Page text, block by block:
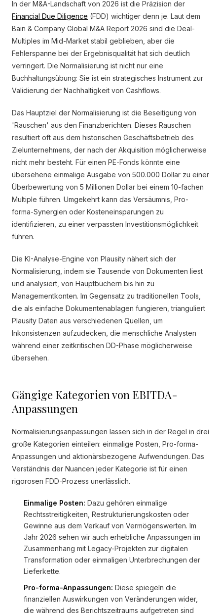
In der M&A-Landschaft von 2026 ist die Präzision der
Financial Due Diligence (FDD) wichtiger denn je. Laut dem
Bain & Company Global M&A Report 2026 sind die Deal-
Multiples im Mid-Market stabil geblieben, aber die
Fehlerspanne bei der Ergebnisqualität hat sich deutlich
verringert. Die Normalisierung ist nicht nur eine
Buchhaltungsübung: Sie ist ein strategisches Instrument zur
Validierung der Nachhaltigkeit von Cashflows.
Das Hauptziel der Normalisierung ist die Beseitigung von
'Rauschen' aus den Finanzberichten. Dieses Rauschen
resultiert oft aus dem historischen Geschäftsbetrieb des
Zielunternehmens, der nach der Akquisition möglicherweise
nicht mehr besteht. Für einen PE-Fonds könnte eine
übersehene einmalige Ausgabe von 500.000 Dollar zu einer
Überbewertung von 5 Millionen Dollar bei einem 10-fachen
Multiple führen. Umgekehrt kann das Versäumnis, Pro-
forma-Synergien oder Kosteneinsparungen zu
identifizieren, zu einer verpassten Investitionsmöglichkeit
führen.
Die KI-Analyse-Engine von Plausity nähert sich der
Normalisierung, indem sie Tausende von Dokumenten liest
und analysiert, von Hauptbüchern bis hin zu
Managementkonten. Im Gegensatz zu traditionellen Tools,
die als einfache Dokumentenablagen fungieren, trianguliert
Plausity Daten aus verschiedenen Quellen, um
Inkonsistenzen aufzudecken, die menschliche Analysten
während einer zeitkritischen DD-Phase möglicherweise
übersehen.
Gängige Kategorien von EBITDA-
Anpassungen
Normalisierungsanpassungen lassen sich in der Regel in drei
große Kategorien einteilen: einmalige Posten, Pro-forma-
Anpassungen und aktionärsbezogene Aufwendungen. Das
Verständnis der Nuancen jeder Kategorie ist für einen
rigorosen FDD-Prozess unerlässlich.
Einmalige Posten: Dazu gehören einmalige
Rechtsstreitigkeiten, Restrukturierungskosten oder
Gewinne aus dem Verkauf von Vermögenswerten. Im
Jahr 2026 sehen wir auch erhebliche Anpassungen im
Zusammenhang mit Legacy-Projekten zur digitalen
Transformation oder einmaligen Unterbrechungen der
Lieferkette.
Pro-forma-Anpassungen: Diese spiegeln die
finanziellen Auswirkungen von Veränderungen wider,
die während des Berichtszeitraums aufgetreten sind